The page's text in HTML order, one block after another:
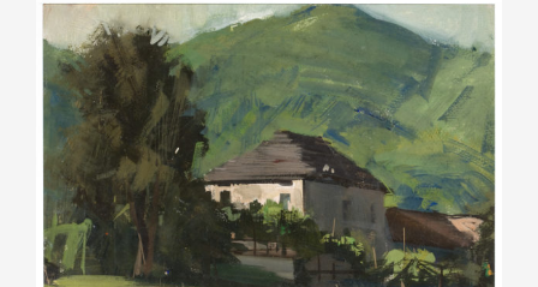
View
Larger
Image